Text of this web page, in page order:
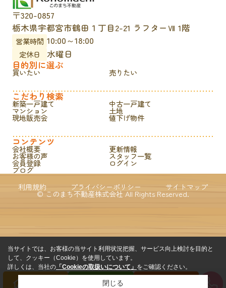
〒320-0857
栃木県宇都宮市鶴田１丁目2-21 ラフターⅦ 1階
営業時間 10:00～18:00
定休日
水曜日
目的別に選ぶ
買いたい 売りたい
こだわり検索
新築一戸建て 中古一戸建て
マンション 土地
現地販売会 値下げ物件
コンテンツ
会社概要 更新情報
お客様の声 スタッフ一覧
会員登録 ログイン
ブログ
利用規約
プライバシーポリシー サイトマップ
© このまち不動産株式会社 All Rights Reserved.
売りたい方
当サイトでは、お客様の当サイト利用状況把握、サービス向上検討を目的と
して、クッキー（Cookie）を使用しています。
詳しくは、当社の 「Cookieの取扱いについて」 をご確認ください。
閉じる